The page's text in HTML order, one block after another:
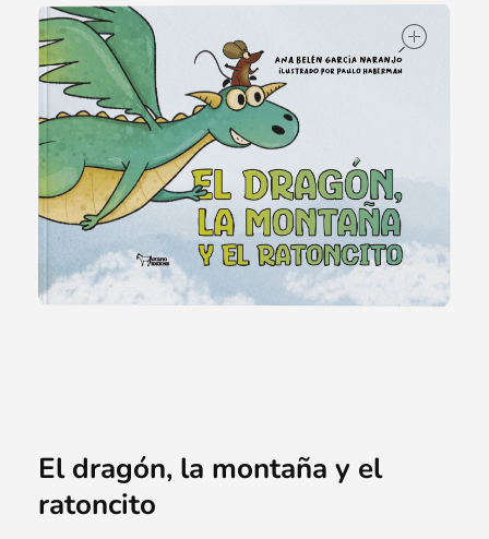
El dragón, la montaña y el
ratoncito